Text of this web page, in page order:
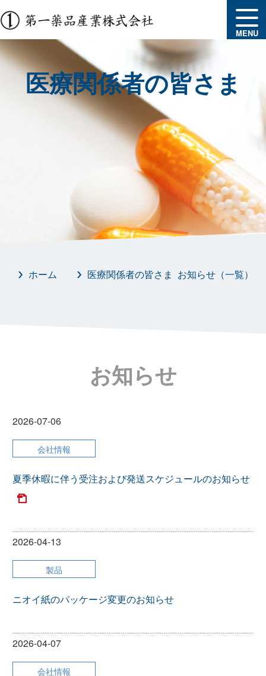
MENU
医療関係者の皆さま
ホーム 医療関係者の皆さま お知らせ（一覧）
お知らせ
2026-07-06
会社情報
夏季休暇に伴う受注および発送スケジュールのお知らせ
2026-04-13
製品
ニオイ紙のパッケージ変更のお知らせ
2026-04-07
会社情報